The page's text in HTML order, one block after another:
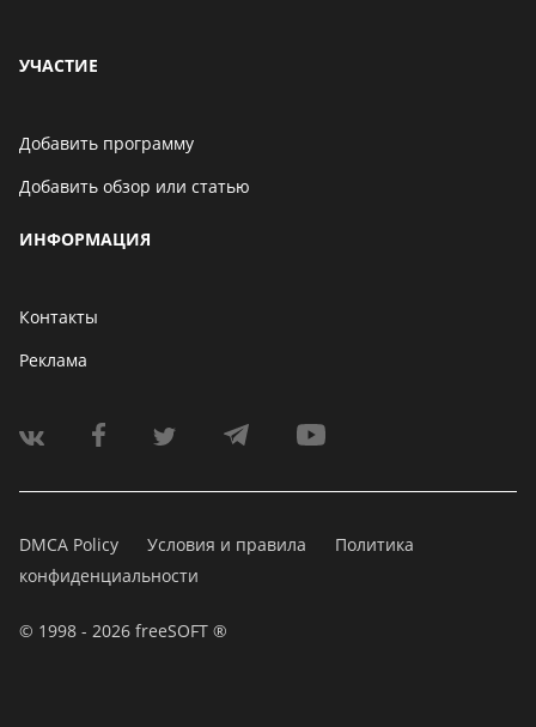
УЧАСТИЕ
Добавить программу
Добавить обзор или статью
ИНФОРМАЦИЯ
Контакты
Реклама
DMCA Policy Условия и правила
Политика
конфиденциальности
© 1998 - 2026 freeSOFT ®